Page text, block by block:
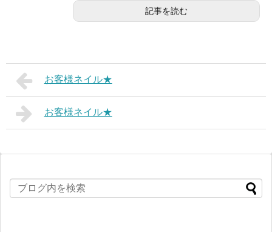
記事を読む
お客様ネイル★
お客様ネイル★